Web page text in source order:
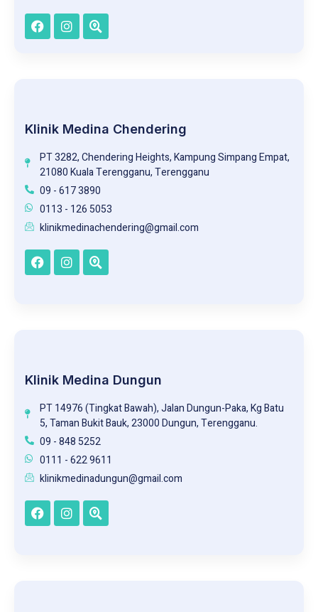
Klinik Medina Chendering
PT 3282, Chendering Heights, Kampung Simpang Empat,
21080 Kuala Terengganu, Terengganu
09 - 617 3890
0113 - 126 5053
klinikmedinachendering@gmail.com
Klinik Medina Dungun
PT 14976 (Tingkat Bawah), Jalan Dungun-Paka, Kg Batu
5, Taman Bukit Bauk, 23000 Dungun, Terengganu.
09 - 848 5252
0111 - 622 9611
klinikmedinadungun@gmail.com